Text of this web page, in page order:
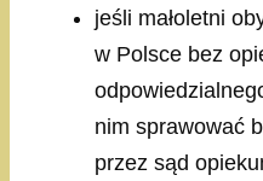
jeśli małoletni
w Polsce bez
nim sprawować
przez sąd